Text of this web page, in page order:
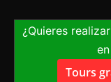
¿Quieres
Tours